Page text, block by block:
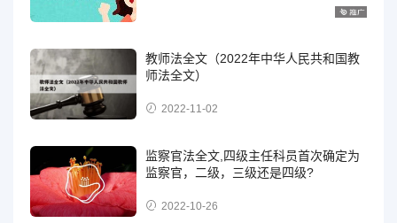
教师法全文（2022年中华人民共和国教
师法全文）
2022-11-02
监察官法全文,四级主任科员首次确定为
监察官，二级，三级还是四级?
2022-10-26